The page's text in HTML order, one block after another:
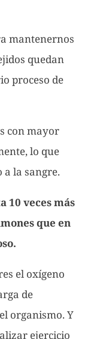
mantenernos
quedan
proceso de
con mayor
lo que
a la sangre.
10 veces más
que en
el oxígeno
de
organismo. Y
ejercicio